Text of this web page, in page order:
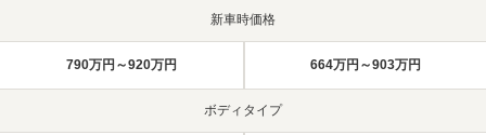
新車時価格
790万円～920万円 664万円～903万円
ボディタイプ